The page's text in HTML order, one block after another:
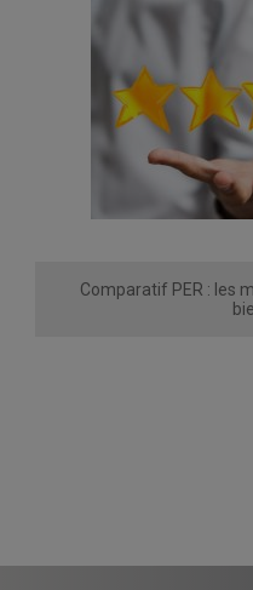
Comparatif PER : les